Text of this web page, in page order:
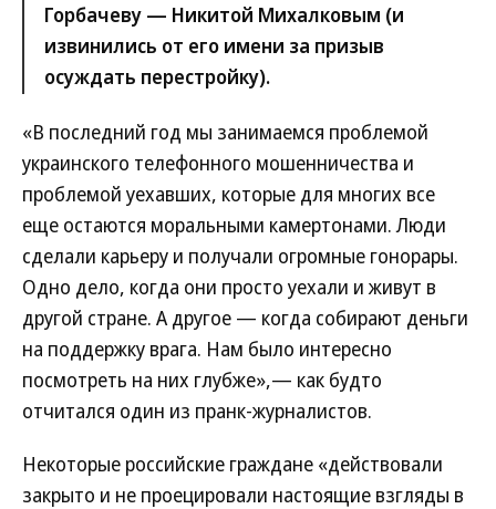
Горбачеву — Никитой Михалковым (и
извинились от его имени за призыв
осуждать перестройку).
«В последний год мы занимаемся проблемой
украинского телефонного мошенничества и
проблемой уехавших, которые для многих все
еще остаются моральными камертонами. Люди
сделали карьеру и получали огромные гонорары.
Одно дело, когда они просто уехали и живут в
другой стране. А другое — когда собирают деньги
на поддержку врага. Нам было интересно
посмотреть на них глубже»,— как будто
отчитался один из пранк-журналистов.
Некоторые российские граждане «действовали
закрыто и не проецировали настоящие взгляды в